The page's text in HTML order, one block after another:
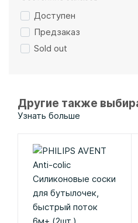
Доступен
Предзаказ
Sold out
Другие также
Узнать больше